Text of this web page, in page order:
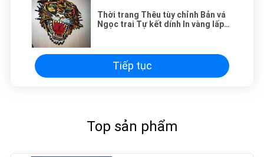
Thời trang Thêu tùy chỉnh Bản vá
Ngọc trai Tự kết dính In vàng lấp
Tiếp tục
Top sản phẩm